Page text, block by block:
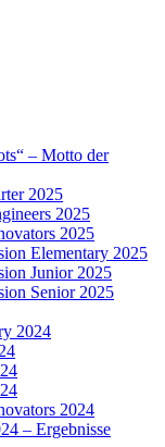
– Motto der
2025
2025
2025
Elementary 2025
Junior 2025
Senior 2025
2024
2024
– Ergebnisse